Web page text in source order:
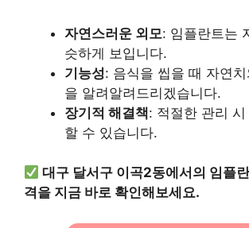
자연스러운 외모: 임플란트는
슷하게 보입니다.
기능성: 음식을 씹을 때 자연
을 알려알려드리겠습니다.
장기적 해결책: 적절한 관리
할 수 있습니다.
대구 달서구 이곡2동에서의 임플
격을 지금 바로 확인해보세요.